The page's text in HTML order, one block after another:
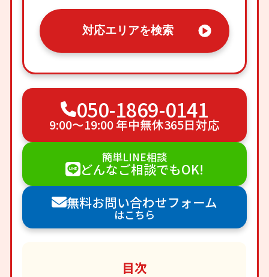
対応エリアを検索
050-1869-0141
9:00〜19:00 年中無休365日対応
簡単LINE相談
どんなご相談でもOK!
無料お問い合わせフォーム
はこちら
目次